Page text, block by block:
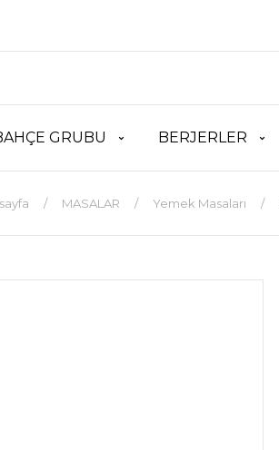
GRUBU BERJERLER
MASALAR Yemek Masaları